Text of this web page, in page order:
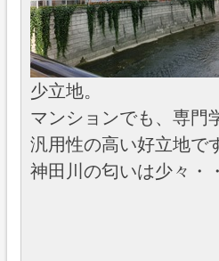
少立地。
マンションでも、専門
汎用性の高い好立地で
神田川の匂いは少々・